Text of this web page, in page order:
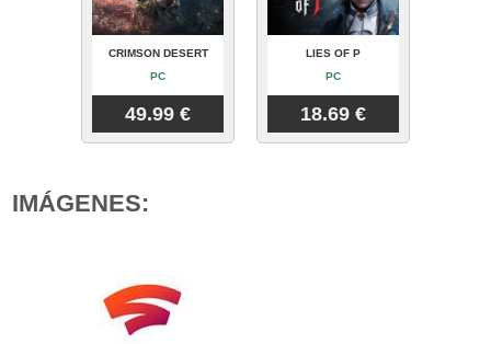
CRIMSON DESERT
PC
49.99 €
LIES OF P
PC
18.69 €
IMÁGENES: